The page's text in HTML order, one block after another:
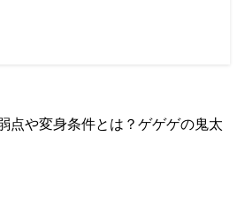
点や変身条件とは？ゲゲゲの鬼太